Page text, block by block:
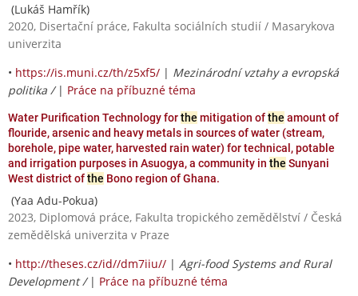
(Lukáš Hamřík)
2020, Disertační práce, Fakulta sociálních studií / Masarykova
univerzita
• https://is.muni.cz/th/z5xf5/ | Mezinárodní vztahy a evropská
politika / | Práce na příbuzné téma
Water Purification Technology forthe mitigation ofthe amount of
flouride, arsenic and heavy metals in sources of water (stream,
borehole, pipe water, harvested rain water) for technical, potable
and irrigation purposes in Asuogya, a community in the Sunyani
West district ofthe Bono region of Ghana.
(Yaa Adu-Pokua)
2023, Diplomová práce, Fakulta tropického zemědělství / Česká
zemědělská univerzita v Praze
• http://theses.cz/id//dm7iiu// | Agri-food Systems and Rural
Development / | Práce na příbuzné téma